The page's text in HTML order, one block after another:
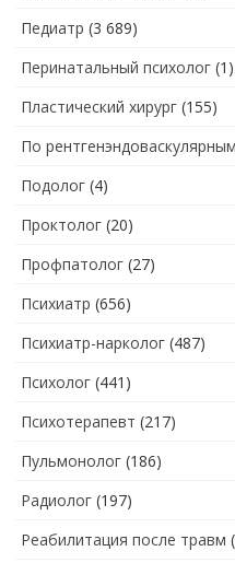
Педиатр (3 689)
Перинатальный психолог (1)
Пластический хирург (155)
По
Подолог (4)
Проктолог (20)
Профпатолог (27)
Психиатр (656)
Психиатр-нарколог (487)
Психолог (441)
Психотерапевт (217)
Пульмонолог (186)
Радиолог (197)
Реабилитация после травм